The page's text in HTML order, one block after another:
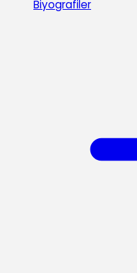
Biyografiler